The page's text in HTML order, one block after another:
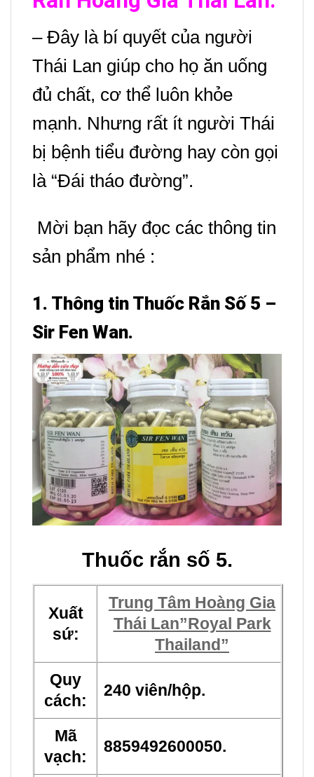
– Đây là bí quyết của người
Thái Lan giúp cho họ ăn uống
đủ chất, cơ thể luôn khỏe
mạnh. Nhưng rất ít người Thái
bị bệnh tiểu đường hay còn gọi
là “Đái tháo đường”.
Mời bạn hãy đọc các thông tin
sản phẩm nhé :
1. Thông tin Thuốc Rắn Số 5 –
Sir Fen Wan.
Thuốc rắn số 5.
Xuất
sứ:
Trung Tâm Hoàng Gia
Thái Lan”Royal Park
Thailand”
Quy
cách:
240 viên/hộp.
Mã
vạch:
8859492600050.